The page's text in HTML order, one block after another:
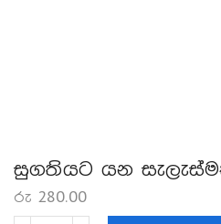
සුගතියට යන
රු 280.00